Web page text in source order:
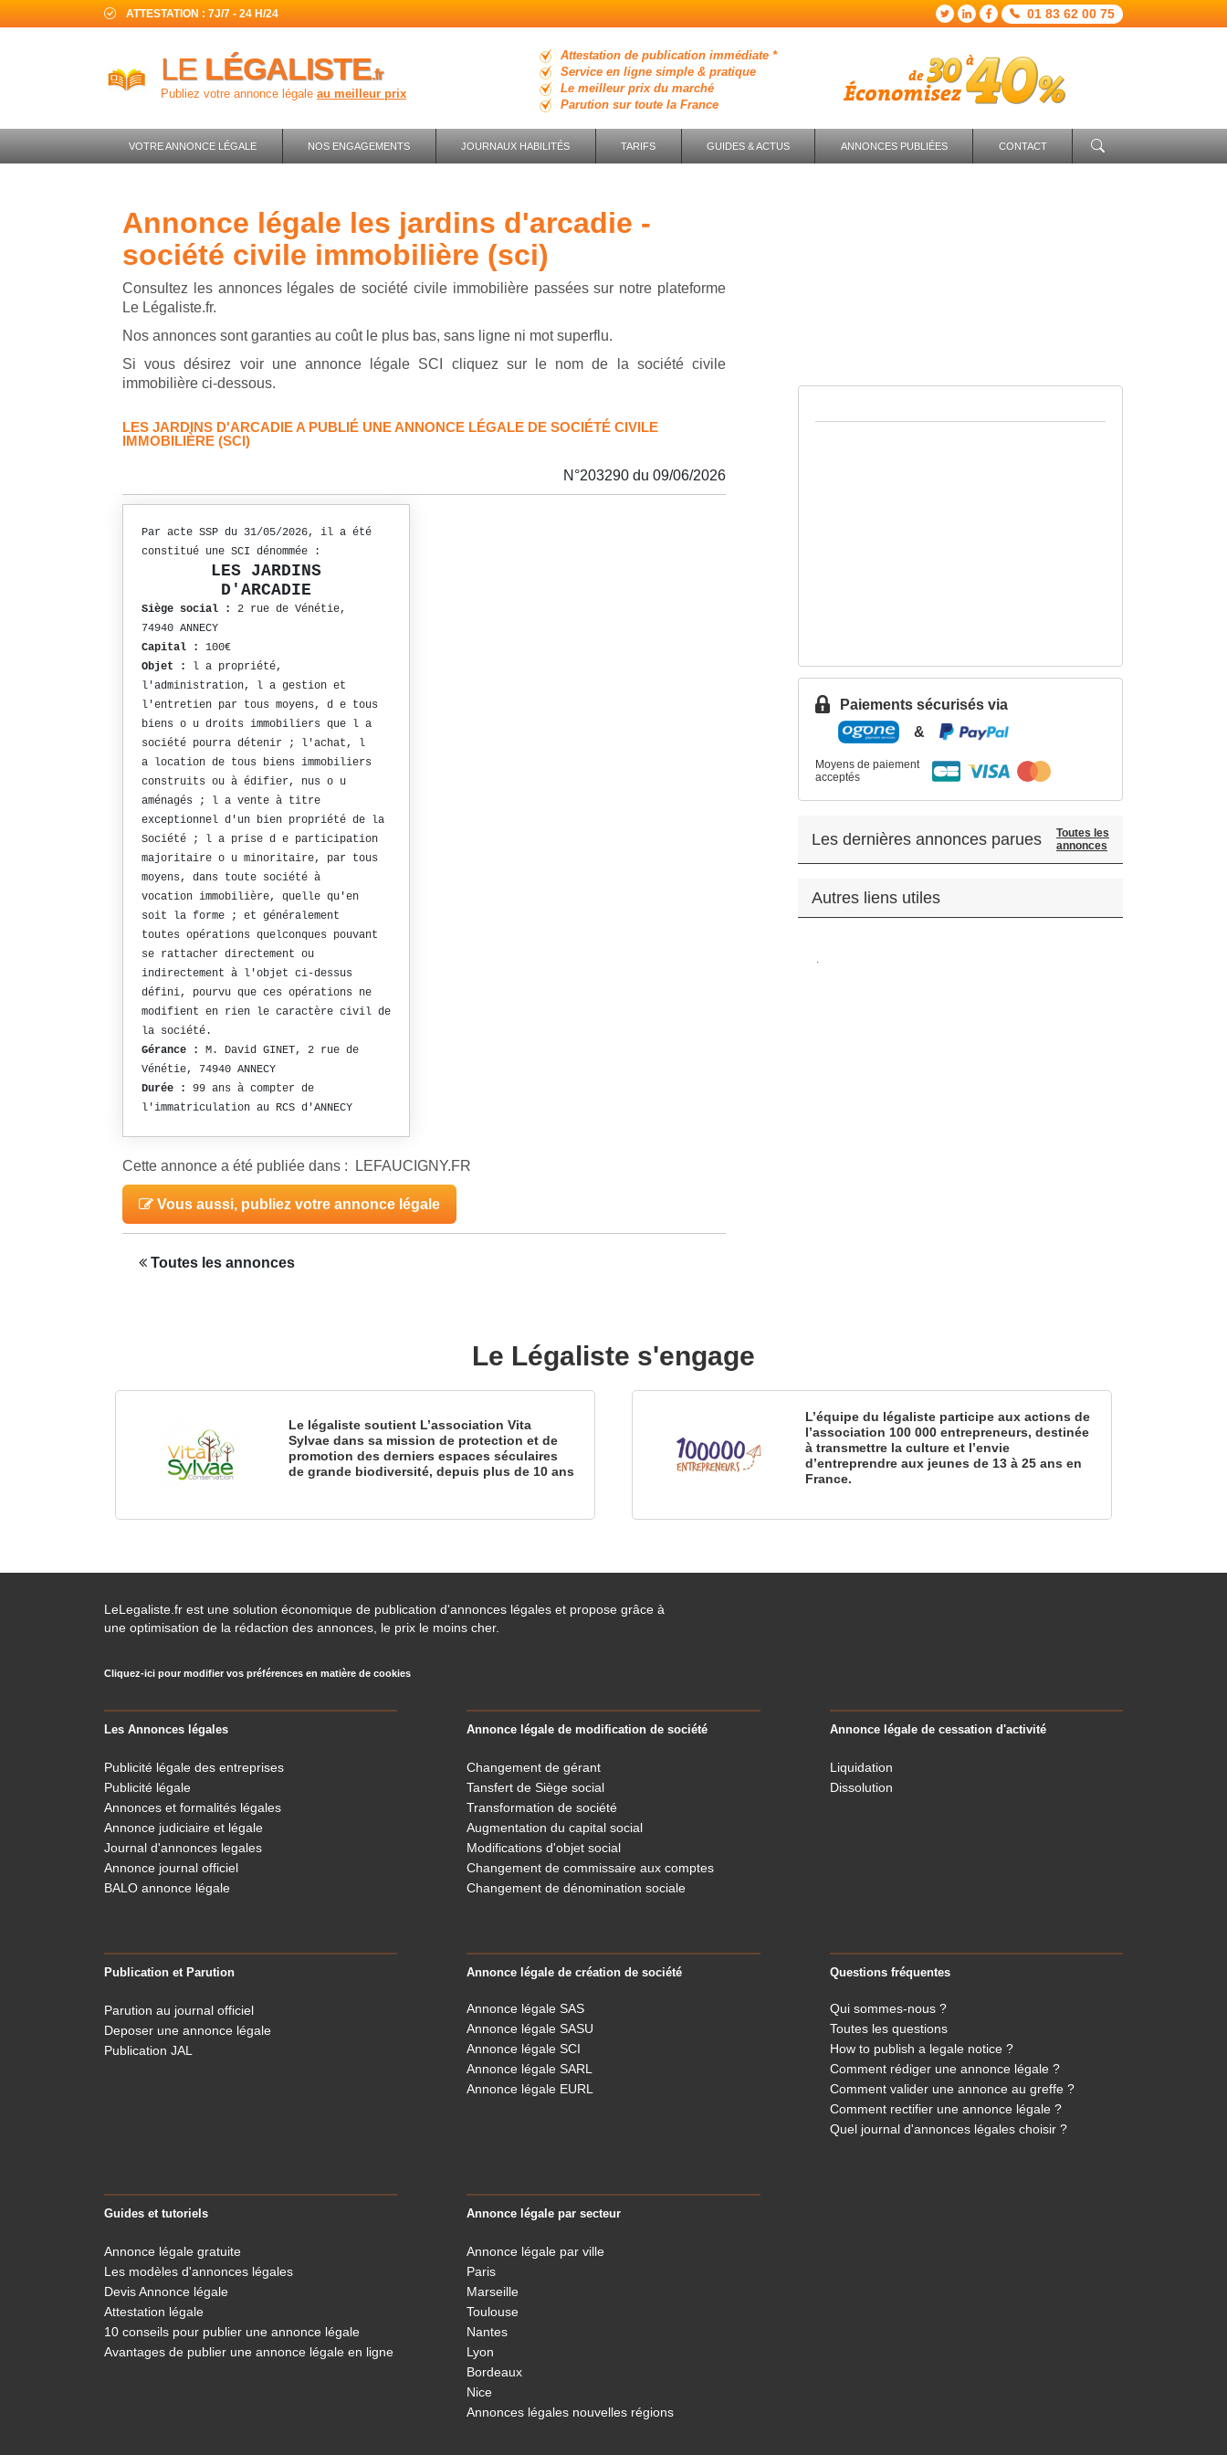
ATTESTATION : 7J/7 - 24 H/24 01 83 62 00 75
LE LÉGALISTE.fr
Publiez votre annonce légale au meilleur prix
Attestation de publication immédiate *
Service en ligne simple & pratique
Le meilleur prix du marché
Parution sur toute la France
VOTRE ANNONCE LÉGALE NOS ENGAGEMENTS JOURNAUX HABILITÉS TARIFS GUIDES & ACTUS ANNONCES PUBLIÉES CONTACT
annonce légale les jardins d'arcadie -
société civile immobilière (sci)
Consultez les annonces légales de société civile immobilière passées sur notre plateforme
Le Légaliste.fr.
Nos annonces sont garanties au coût le plus bas, sans ligne ni mot superflu.
Si vous désirez voir une annonce légale SCI cliquez sur le nom de la société civile
immobilière ci-dessous.
LES JARDINS D'ARCADIE A PUBLIÉ UNE ANNONCE LÉGALE DE SOCIÉTÉ CIVILE
IMMOBILIÈRE (SCI)
N°203290 du 09/06/2026
Par acte SSP du 31/05/2026, il a été
constitué une SCI dénommée :
LES JARDINS
D'ARCADIE
Siège social :
2 rue de Vénétie,
74940 ANNECY
Capital :
100€
Objet :
l a propriété,
l'administration, l a gestion et
l'entretien par tous moyens, d e tous
biens o u droits immobiliers que l a
société pourra détenir ; l'achat, l
a location de tous biens immobiliers
construits ou à édifier, nus o u
aménagés ; l a vente à titre
exceptionnel d'un bien propriété de la
Société ; l a prise d e participation
majoritaire o u minoritaire, par tous
moyens, dans toute société à
vocation immobilière, quelle qu'en
soit la forme ; et généralement
toutes opérations quelconques pouvant
se rattacher directement ou
indirectement à l'objet ci-dessus
défini, pourvu que ces opérations ne
modifient en rien le caractère civil de
la société.
Gérance :
M. David GINET, 2 rue de
Vénétie, 74940 ANNECY
Durée :
99 ans à compter de
l'immatriculation au RCS d'ANNECY
Cette annonce a été publiée dans : LEFAUCIGNY.FR
Vous aussi, publiez votre annonce légale
Toutes les annonces
Paiements sécurisés via
&
Moyens de paiement
acceptés
Les dernières annonces parues
Toutes les
annonces
Autres liens utiles
.
Le Légaliste s'engage
Le légaliste soutient L’association Vita
Sylvae dans sa mission de protection et de
promotion des derniers espaces séculaires
de grande biodiversité, depuis plus de 10 ans
L’équipe du légaliste participe aux actions de
l’association 100 000 entrepreneurs, destinée
à transmettre la culture et l’envie
d’entreprendre aux jeunes de 13 à 25 ans en
France.
LeLegaliste.fr est une solution économique de publication d'annonces légales et propose grâce à
une optimisation de la rédaction des annonces, le prix le moins cher.
Cliquez-ici pour modifier vos préférences en matière de cookies
Les Annonces légales
Publicité légale des entreprises
Publicité légale
Annonces et formalités légales
Annonce judiciaire et légale
Journal d'annonces legales
Annonce journal officiel
BALO annonce légale
Annonce légale de modification de société
Changement de gérant
Tansfert de Siège social
Transformation de société
Augmentation du capital social
Modifications d'objet social
Changement de commissaire aux comptes
Changement de dénomination sociale
Annonce légale de cessation d'activité
Liquidation
Dissolution
Publication et Parution
Parution au journal officiel
Deposer une annonce légale
Publication JAL
Annonce légale de création de société
Annonce légale SAS
Annonce légale SASU
Annonce légale SCI
Annonce légale SARL
Annonce légale EURL
Questions fréquentes
Qui sommes-nous ?
Toutes les questions
How to publish a legale notice ?
Comment rédiger une annonce légale ?
Comment valider une annonce au greffe ?
Comment rectifier une annonce légale ?
Quel journal d'annonces légales choisir ?
Guides et tutoriels
Annonce légale gratuite
Les modèles d'annonces légales
Devis Annonce légale
Attestation légale
10 conseils pour publier une annonce légale
Avantages de publier une annonce légale en ligne
Annonce légale par secteur
Annonce légale par ville
Paris
Marseille
Toulouse
Nantes
Lyon
Bordeaux
Nice
Annonces légales nouvelles régions